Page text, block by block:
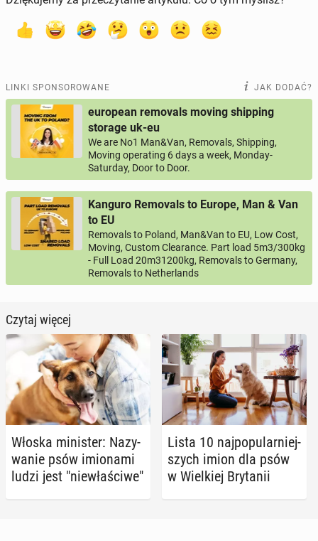
LINKI SPONSOROWANE JAK DODAĆ?
european removals moving shipping
storage uk-eu
We are No1 Man&Van, Removals, Shipping,
Moving operating 6 days a week, Monday-
Saturday, Door to Door.
Kanguro Removals to Europe, Man & Van
to EU
Removals to Poland, Man&Van to EU, Low Cost,
Moving, Custom Clearance. Part load 5m3/300kg
- Full Load 20m31200kg, Removals to Germany,
Removals to Netherlands
Czytaj więcej
Włoska mi­ni­ster: Na­zy­
wa­nie psów imio­na­mi
ludzi jest "nie­wła­ści­we"
Lista 10 naj­po­pu­lar­niej­
szych imion dla psów
w Wiel­kiej Bry­ta­nii